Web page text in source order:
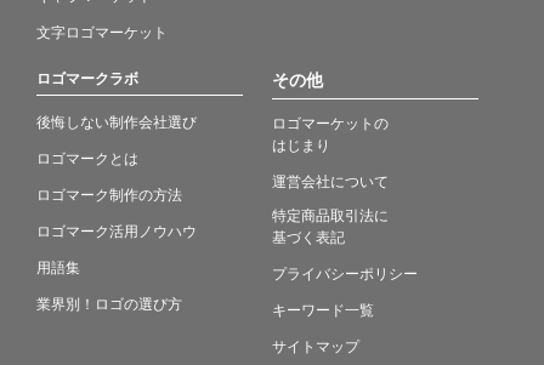
文字ロゴマーケット
ロゴマークラボ
後悔しない制作会社選び
ロゴマークとは
ロゴマーク制作の方法
ロゴマーク活用ノウハウ
用語集
業界別！ロゴの選び方
その他
ロゴマーケットの
はじまり
運営会社について
特定商品取引法に
基づく表記
プライバシーポリシー
キーワード一覧
サイトマップ